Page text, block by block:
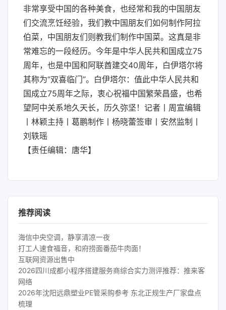
非常享受中国的各种美食，也经常和我的中国朋友
们交流烹饪经验，我们教中国朋友们如何制作阿拉
伯菜，中国朋友们则教我们制作中国菜。这真是非
常难忘的一段经历。今年是中华人民共和国成立75
周年，也是中国和阿联酋建交40周年，白伊塔尔将
其称为“双喜临门”。白伊塔尔：值此中华人民共和
国成立75周年之际，衷心祝福中国繁荣昌盛，也希
望阿中关系地久天长，历久弥坚！记者丨周宣编辑
丨林颖主持丨葛鹏制作丨杨晓蕾签审丨安然监制丨
刘轶瑶
【责任编辑：唐华】
推荐阅读
海信中央空调，静享清凉一夜
打工人速食福音，和府捞面番茄牛肉面！
互联网资源出售中
2026四川成都小程序搭建服务商综合实力测评推荐：推来客
网络
2026年沈阳远鼎塑业PE管采购参考 东北正规生产厂家盘点
梳理